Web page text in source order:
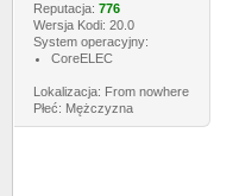
Reputacja: 776
Wersja Kodi: 20.0
System operacyjny:
CoreELEC
Lokalizacja: From nowhere
Płeć: Mężczyzna